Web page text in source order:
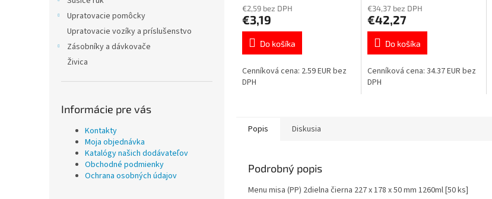
Upratovacie pomôcky
Upratovacie vozíky a príslušenstvo
Zásobníky a dávkovače
Živica
Informácie pre vás
Kontakty
Moja objednávka
Katalógy našich dodávateľov
Obchodné podmienky
Ochrana osobných údajov
€2,59 bez DPH
€3,19
Do košíka
Cenníková cena: 2.59 EUR bez
DPH
€34,37 bez DPH
€42,27
Do košíka
Cenníková cena: 34.37 EUR bez
DPH
Popis Diskusia
Podrobný popis
Menu misa (PP) 2dielna čierna 227 x 178 x 50 mm 1260ml [50 ks]